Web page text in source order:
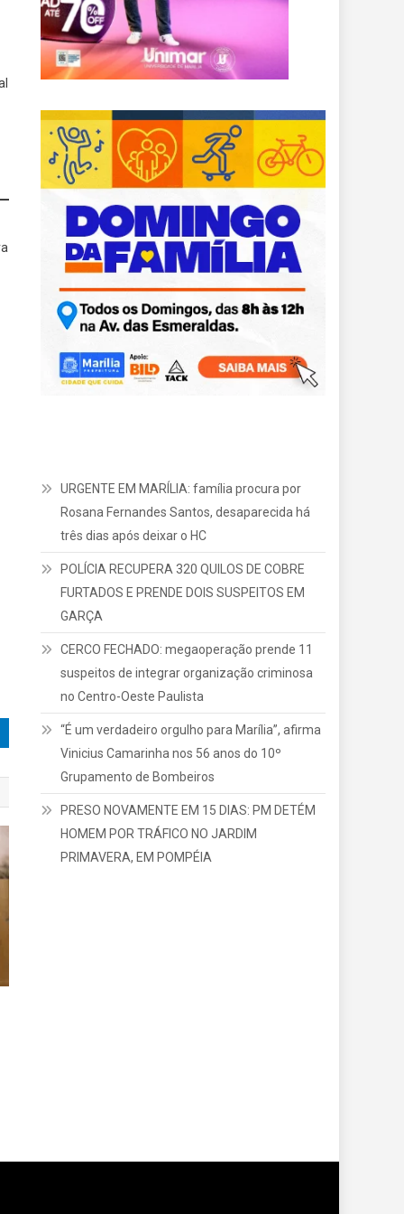
URGENTE EM MARÍLIA: família procura por
Rosana Fernandes Santos, desaparecida há
três dias após deixar o HC
POLÍCIA RECUPERA 320 QUILOS DE COBRE
FURTADOS E PRENDE DOIS SUSPEITOS EM
GARÇA
CERCO FECHADO: megaoperação prende 11
suspeitos de integrar organização criminosa
no Centro-Oeste Paulista
“É um verdadeiro orgulho para Marília”, afirma
Vinicius Camarinha nos 56 anos do 10º
Grupamento de Bombeiros
PRESO NOVAMENTE EM 15 DIAS: PM DETÉM
HOMEM POR TRÁFICO NO JARDIM
PRIMAVERA, EM POMPÉIA